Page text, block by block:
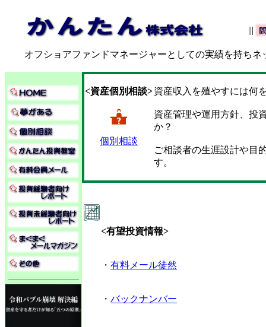
|||
オフショアファンドマネージャーとしての実績を持ち
<資産個別相談>
個別相談
資産収入を殖やすには何
資産管理や運用方針、投
か？
ご相談者の生涯設計や目
す。
<有望投資情報>
・ 有料メール徒然
・ バックナンバー